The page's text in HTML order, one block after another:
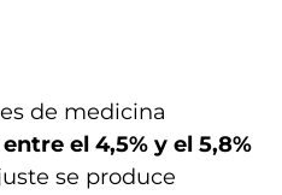
de medicina
el 4,5% y el 5,8%
se produce